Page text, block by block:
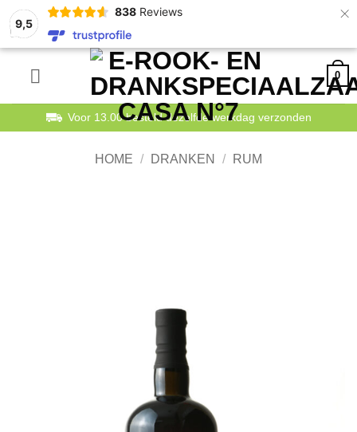
9,5
838 Reviews ×
0
Voor 13.00 besteld dezelfde werkdag verzonden
HOME / DRANKEN / RUM